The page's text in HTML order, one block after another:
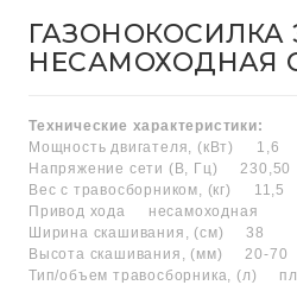
ГАЗОНОКОСИЛКА
НЕСАМОХОДНАЯ
Технические характеристики:
Мощность двигателя, (кВт) 1,6
Напряжение сети (В, Гц) 230,50
Вес c травосборником, (кг) 11,5
Привод хода несамоходная
Ширина скашивания, (cм) 38
Высота скашивания, (мм) 20-70
Тип/объем травосборника, (л)